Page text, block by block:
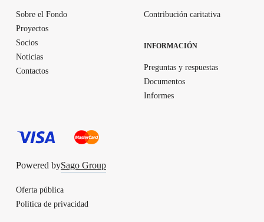
Sobre el Fondo
Proyectos
Socios
Noticias
Contactos
Contribución caritativa
INFORMACIÓN
Preguntas y respuestas
Documentos
Informes
Powered bySago Group
Oferta pública
Política de privacidad